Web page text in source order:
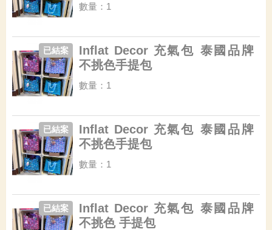
數量：1
Inflat Decor 充氣包 泰國品牌
不挑色手提包
已結案
數量：1
Inflat Decor 充氣包 泰國品牌
不挑色手提包
已結案
數量：1
Inflat Decor 充氣包 泰國品牌
不挑色 手提包
已結案